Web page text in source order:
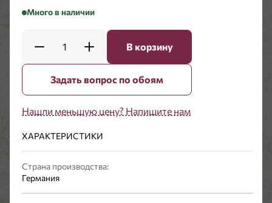
Много в наличии
1 В корзину
Задать вопрос по обоям
Нашли меньшую цену? Напишите нам
ХАРАКТЕРИСТИКИ
Страна производства:
Германия